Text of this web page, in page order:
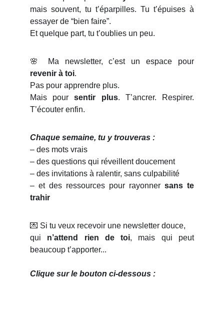
mais souvent, tu t’éparpilles. Tu t’épuises à
essayer de “bien faire”.
Et quelque part, tu t’oublies un peu.
🌸 Ma newsletter, c’est un espace pour
revenir à toi.
Pas pour apprendre plus.
Mais poursentir plus. T’ancrer. Respirer.
T’écouter enfin.
Chaque semaine, tu y trouveras :
– des mots vrais
– des questions qui réveillent doucement
– des invitations à ralentir, sans culpabilité
– et des ressources pour rayonner sans te
trahir
💌 Si tu veux recevoir une newsletter douce,
qui n’attend rien de toi, mais qui peut
beaucoup t’apporter...
Clique sur le bouton ci-dessous :